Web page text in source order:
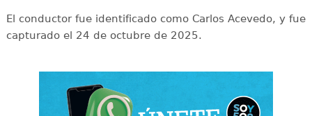
El conductor fue identificado como Carlos Acevedo, y fue
capturado el 24 de octubre de 2025.